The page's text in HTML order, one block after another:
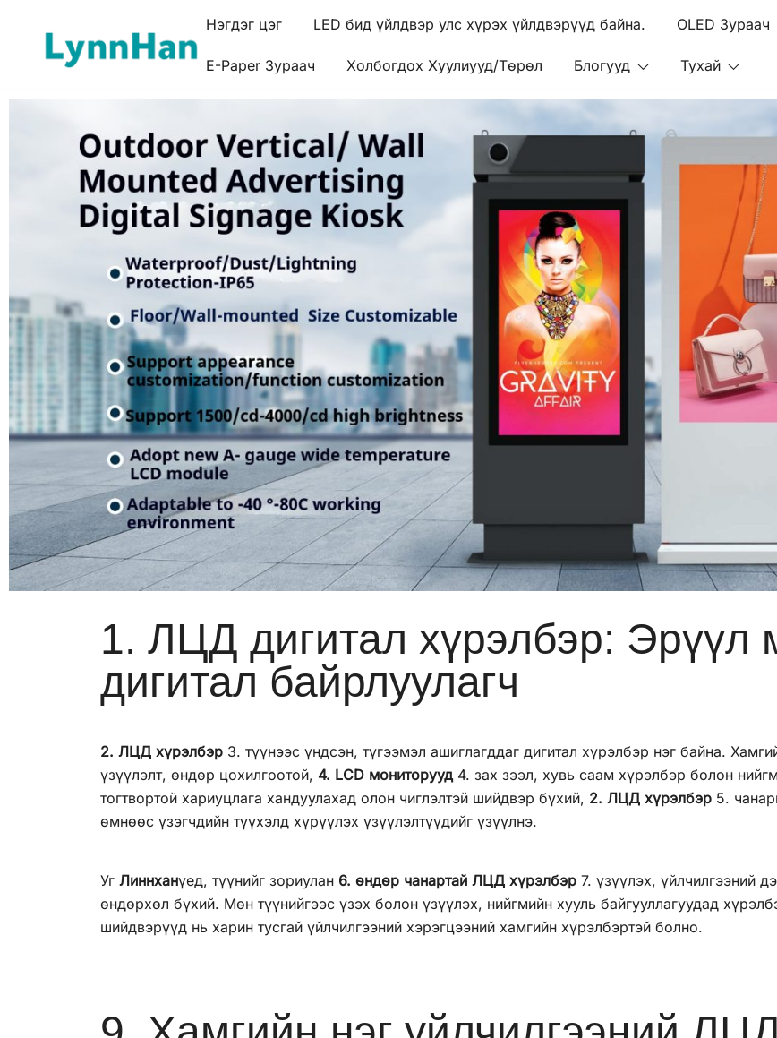
Линнхан – Эзлэгч Баярлагч | LED/OLED/LCD/E-paper дигитал цахим зураач
Нэгдэг цэг LED бид үйлдвэр улс хүрэх үйлдвэрүүд байна. OLED Зураач
E-Paper Зураач Холбогдох Хуулиууд/Төрөл Блогууд Тухай
1. ЛЦД дигитал хүрэлбэр: Эрүүл
дигитал байрлуулагч
2. ЛЦД хүрэлбэр 3. түүнээс үндсэн, түгээмэл ашиглагддаг дигитал хүрэлбэр нэг байна.
үзүүлэлт, өндөр цохилгоотой, 4. LCD мониторууд4. зах зээл, хувь саам хүрэлбэр болон
тогтвортой хариуцлага хандуулахад олон чиглэлтэй шийдвэр бүхий, 2. ЛЦД хүрэлбэр 5.
өмнөөс үзэгчдийн түүхэлд хүрүүлэх үзүүлэлтүүдийг үзүүлнэ.
Уг Линнханүед, түүнийг зориулан 6. өндөр чанартай ЛЦД хүрэлбэр 7. үзүүлэх, үйлчилгээний
өндөрхөл бүхий. Мөн түүнийгээс үзэх болон үзүүлэх, нийгмийн хууль байгууллагуудад
шийдвэрүүд нь харин тусгай үйлчилгээний хэрэгцээний хамгийн хүрэлбэртэй болно.